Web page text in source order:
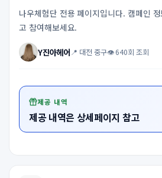
나우체험단 전용 페이지입니다. 캠페인
고 참여해보세요.
Y진아헤어 📍 대전 중구👁 640회 조회
제공 내역
제공 내역은 상세페이지 참고